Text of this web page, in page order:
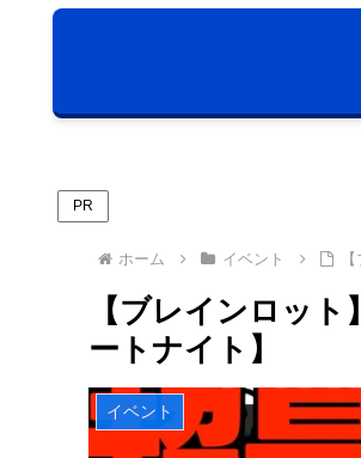
PR
ホーム イベント
【ブレインロッ
ートナイト】
イベント